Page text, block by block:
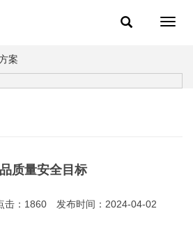
案
质量安全目标
击：1860 发布时间：2024-04-02